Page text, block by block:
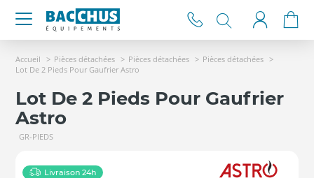
Accueil Pièces détachées Pièces détachées
Pièces détachées
Lot De 2 Pieds Pour Gaufrier Astro
Lot De 2 Pieds Pour Gaufrier
Astro
GR-PIEDS
Livraison 24h